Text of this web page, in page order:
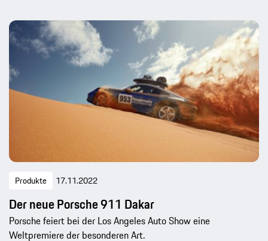
Produkte 17.11.2022
Der neue Porsche 911 Dakar
Porsche feiert bei der Los Angeles Auto Show eine
Weltpremiere der besonderen Art.